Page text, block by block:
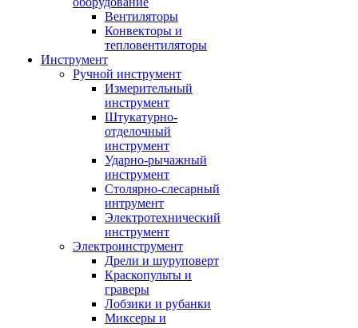
Вентиляторы
Конвекторы и
тепловентиляторы
Инструмент
Ручной инструмент
Измерительный
инструмент
Штукатурно-
отделочный
инструмент
Ударно-рычажный
инструмент
Столярно-слесарный
интрумент
Электротехнический
инструмент
Электроинструмент
Дрели и шуруповерт
Краскопульты и
граверы
Лобзики и рубанки
Миксеры и